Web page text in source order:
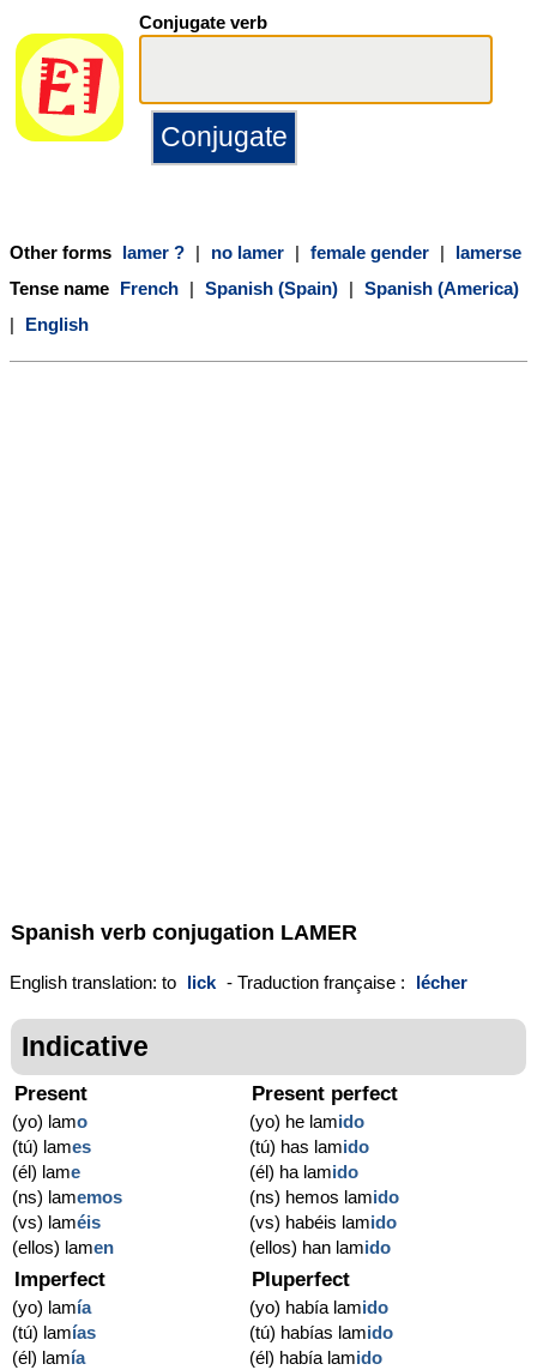
Conjugate verb
Other forms lamer ? | no lamer | female gender |
lamerse
Tense name French | Spanish (Spain) | Spanish (America)
|
English
Spanish verb conjugation LAMER
English translation: to lick - Traduction française : lécher
Indicative
Present
(yo) lamo
(tú) lames
(él) lame
(ns) lamemos
(vs) laméis
(ellos) lamen
Present perfect
(yo) he lamido
(tú) has lamido
(él) ha lamido
(ns) hemos lamido
(vs) habéis lamido
(ellos) han lamido
Imperfect
(yo) lamía
(tú) lamías
(él) lamía
Pluperfect
(yo) había lamido
(tú) habías lamido
(él) había lamido